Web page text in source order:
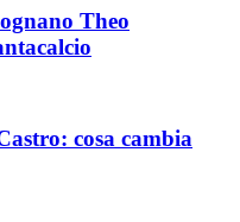
Theo
cosa cambia